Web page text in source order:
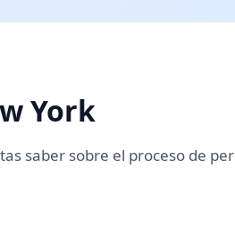
York
saber sobre el proceso de